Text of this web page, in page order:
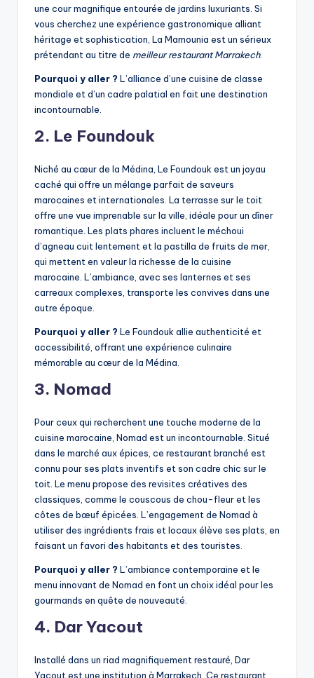
une cour magnifique entourée de jardins luxuriants. Si
vous cherchez une expérience gastronomique alliant
héritage et sophistication, La Mamounia est un sérieux
prétendant au titre de meilleur restaurant Marrakech.
Pourquoi y aller ? L’alliance d’une cuisine de classe
mondiale et d’un cadre palatial en fait une destination
incontournable.
2. Le Foundouk
Niché au cœur de la Médina, Le Foundouk est un joyau
caché qui offre un mélange parfait de saveurs
marocaines et internationales. La terrasse sur le toit
offre une vue imprenable sur la ville, idéale pour un dîner
romantique. Les plats phares incluent le méchoui
d’agneau cuit lentement et la pastilla de fruits de mer,
qui mettent en valeur la richesse de la cuisine
marocaine. L’ambiance, avec ses lanternes et ses
carreaux complexes, transporte les convives dans une
autre époque.
Pourquoi y aller ? Le Foundouk allie authenticité et
accessibilité, offrant une expérience culinaire
mémorable au cœur de la Médina.
3. Nomad
Pour ceux qui recherchent une touche moderne de la
cuisine marocaine, Nomad est un incontournable. Situé
dans le marché aux épices, ce restaurant branché est
connu pour ses plats inventifs et son cadre chic sur le
toit. Le menu propose des revisites créatives des
classiques, comme le couscous de chou-fleur et les
côtes de bœuf épicées. L’engagement de Nomad à
utiliser des ingrédients frais et locaux élève ses plats, en
faisant un favori des habitants et des touristes.
Pourquoi y aller ? L’ambiance contemporaine et le
menu innovant de Nomad en font un choix idéal pour les
gourmands en quête de nouveauté.
4. Dar Yacout
Installé dans un riad magnifiquement restauré, Dar
Yacout est une institution à Marrakech. Ce restaurant